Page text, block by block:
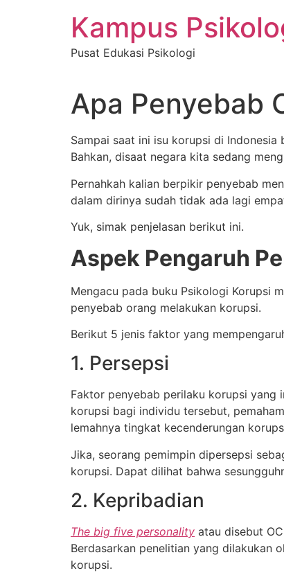
Kampus
Pusat Edukasi Psikologi
Apa Penyebab
Sampai saat ini isu korupsi di
Bahkan, disaat negara kita sedang
Pernahkah kalian berpikir penyebab
dalam dirinya sudah tidak ada lagi
Yuk, simak penjelasan berikut ini.
Aspek Pengaruh
Mengacu pada buku Psikologi Korupsi
penyebab orang melakukan korupsi.
Berikut 5 jenis faktor yang
1. Persepsi
Faktor penyebab perilaku korupsi yang
korupsi bagi individu tersebut,
lemahnya tingkat kecenderungan
Jika, seorang pemimpin dipersepsi
korupsi. Dapat dilihat bahwa
2. Kepribadian
The big five personality atau disebut
Berdasarkan penelitian yang dilakukan
korupsi.